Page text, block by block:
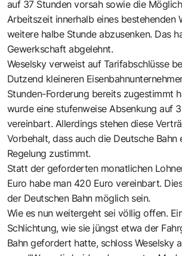
auf 37 Stunden vorsah sowie die
Arbeitszeit innerhalb eines bestehenden
weitere halbe Stunde abzusenken. Das
Gewerkschaft abgelehnt.
Weselsky verweist auf Tarifabschlüsse
Dutzend kleineren
Stunden-Forderung bereits zugestimmt
wurde eine stufenweise Absenkung auf
vereinbart. Allerdings stehen diese
Vorbehalt, dass auch die Deutsche Bahn
Regelung zustimmt.
Statt der geforderten monatlichen
Euro habe man 420 Euro vereinbart.
der Deutschen Bahn möglich sein.
Wie es nun weitergeht sei völlig offen.
Schlichtung, wie sie jüngst etwa der
Bahn gefordert hatte, schloss Weselsky